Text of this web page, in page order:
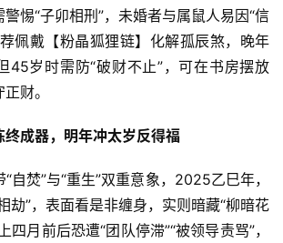
惕“子卯相刑”，未婚者与属鼠人易因“信
佩戴【粉晶狐狸链】化解孤辰煞，晚年
45岁时需防“破财不止”，可在书房摆放
财。
成器，明年冲太岁反得福
自焚”与“重生”双重意象，2025乙巳年，
劫”，表面看是非缠身，实则暗藏“柳暗花
四月前后恐遭“团队停滞”“被领导责骂”，